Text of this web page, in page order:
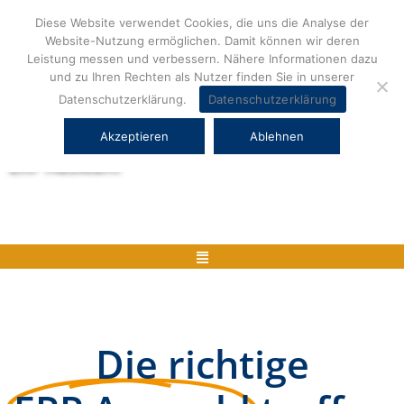
springen
Herstellerneutrale ERP Beratung und
Menü
Die richtige
Diese Website verwendet Cookies, die uns die Analyse der
Website-Nutzung ermöglichen. Damit können wir deren
Leistung messen und verbessern. Nähere Informationen dazu
und zu Ihren Rechten als Nutzer finden Sie in unserer
Datenschutzerklärung.
Datenschutzerklärung
Akzeptieren Ablehnen